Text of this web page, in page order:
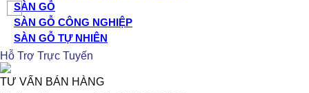
SÀN GỖ
SÀN GỖ CÔNG NGHIỆP
SÀN GỖ TỰ NHIÊN
Hỗ Trợ Trực Tuyến
TƯ VẤN BÁN HÀNG